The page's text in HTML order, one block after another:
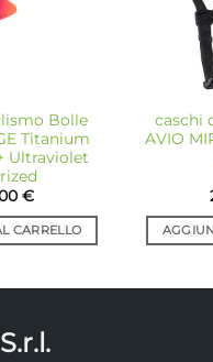
Bolle
Titanium
Ultraviolet
€
CARRELLO
caschi
AVIO